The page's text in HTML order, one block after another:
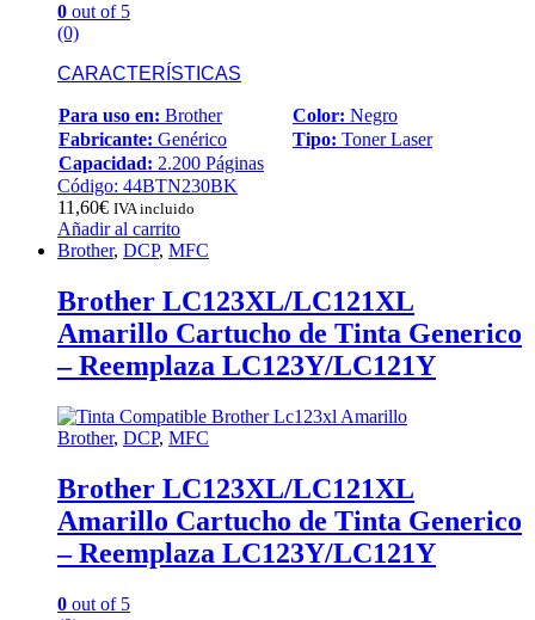
0 out of 5
(0)
CARACTERÍSTICAS
Para uso en: Brother Color: Negro
Fabricante: Genérico Tipo: Toner Laser
Capacidad: 2.200 Páginas
Código: 44BTN230BK
11,60€ IVA incluido
Añadir al carrito
Brother, DCP, MFC
Brother LC123XL/LC121XL
Amarillo Cartucho de Tinta Generico
– Reemplaza LC123Y/LC121Y
Brother, DCP, MFC
Brother LC123XL/LC121XL
Amarillo Cartucho de Tinta Generico
– Reemplaza LC123Y/LC121Y
0 out of 5